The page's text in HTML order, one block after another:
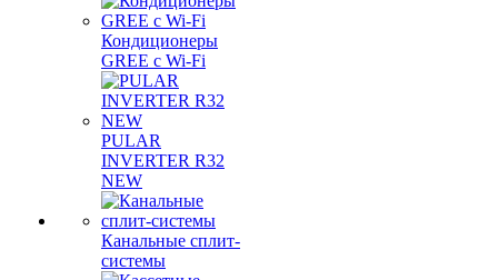
Кондиционеры
GREE с Wi-Fi
PULAR
INVERTER R32
NEW
Канальные сплит-
системы